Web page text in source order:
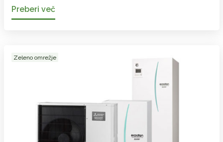
Preberi več
Zeleno omrežje